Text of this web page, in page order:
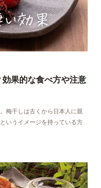
果的な食べ方や注意
梅干しは古くから日本人に親
いうイメージを持っている方